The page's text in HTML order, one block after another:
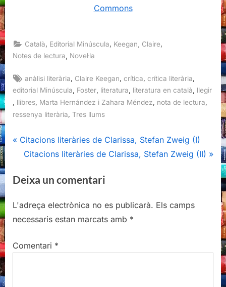
Commons
Català Editorial Minúscula Keegan, Claire
Notes de lectura
Novel·la
Tags:
anàlisi literària Claire Keegan ,crítica ,crítica literària
editorial Minúscula
Foster literatura literatura en català
llegir
, llibres, Marta Hernández i Zahara Méndez, nota de lectura,
ressenya literària Tres llums
Navegació
P
v
o
u
P
Citacions literàries de Clarissa, Stefan Zweig (I)
N
x
P
o
t
Citacions literàries de Clarissa, Stefan Zweig (II)
Deixa un comentari
L'adreça electrònica no es publicarà. Els camps
necessaris estan marcats amb *
Comentari *